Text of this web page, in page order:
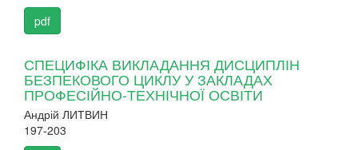
pdf
СПЕЦИФІКА ВИКЛАДАННЯ ДИСЦИПЛІН
БЕЗПЕКОВОГО ЦИКЛУ У ЗАКЛАДАХ
ПРОФЕСІЙНО-ТЕХНІЧНОЇ ОСВІТИ
Андрій ЛИТВИН
197-203